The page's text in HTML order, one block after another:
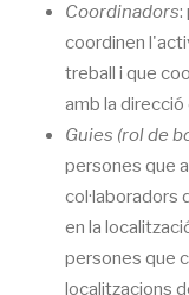
Coordinadors:
coordinen
treball i que
amb la
Guies (rol de
persones que
col·laboradors
en la
persones que
localitzacions